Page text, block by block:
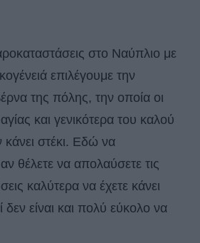
στο Ναύπλιο με
επιλέγουμε την
της πόλης, την οποία οι
και γενικότερα του καλού
στέκι. Εδώ να
αν θέλετε να απολαύσετε τις
καλύτερα να έχετε κάνει
δεν είναι και πολύ εύκολο να